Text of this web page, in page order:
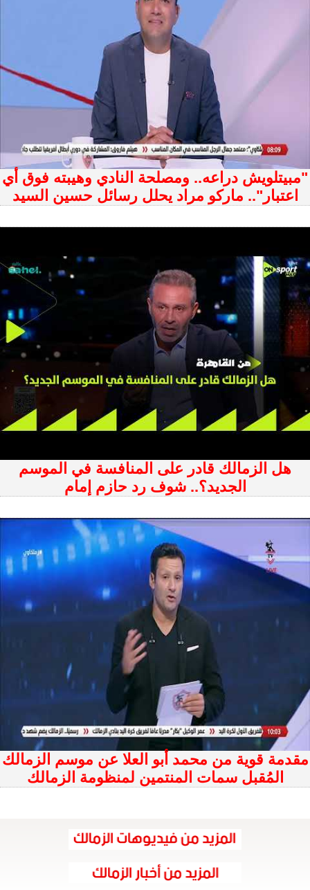
"مبيتلويش دراعه.. ومصلحة النادي وهيبته فوق أي
اعتبار".. ماركو مراد يحلل رسائل حسين السيد
هل الزمالك قادر على المنافسة في الموسم
الجديد؟.. شوف رد حازم إمام
مقدمة قوية من محمد أبو العلا عن موسم الزمالك
المُقبل سمات المنتمين لمنظومة الزمالك